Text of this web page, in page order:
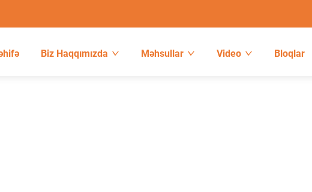
Biz Haqqımızda Məhsullar Video Bloqlar